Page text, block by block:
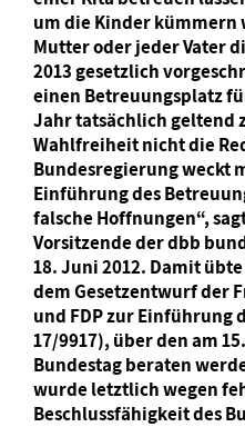
um die Kinder kümmern
Mutter oder jeder Vater
2013 gesetzlich
einen Betreuungsplatz
Jahr tatsächlich geltend
Wahlfreiheit nicht die
Bundesregierung weckt
Einführung des
falsche Hoffnungen“,
Vorsitzende der dbb
18. Juni 2012. Damit
dem Gesetzentwurf der
und FDP zur Einführung
17/9917), über den am
Bundestag beraten
wurde letztlich wegen
Beschlussfähigkeit des